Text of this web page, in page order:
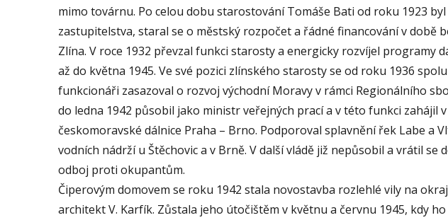
mimo továrnu. Po celou dobu starostování Tomáše Bati od roku 1923
zastupitelstva, staral se o městský rozpočet a řádné financování v době
Zlína. V roce 1932 převzal funkci starosty a energicky rozvíjel programy
až do května 1945. Ve své pozici zlínského starosty se od roku 1936
funkcionáři zasazoval o rozvoj východní Moravy v rámci Regionálního
do ledna 1942 působil jako ministr veřejných prací a v této funkci zahájil
českomoravské dálnice Praha – Brno. Podporoval splavnění řek Labe a
vodních nádrží u Štěchovic a v Brně. V další vládě již nepůsobil a vrátil se
odboj proti okupantům.
Čiperovým domovem se roku 1942 stala novostavba rozlehlé vily na
architekt V. Karfík. Zůstala jeho útočištěm v květnu a červnu 1945, kdy